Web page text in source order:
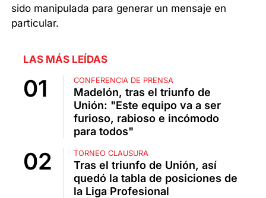
sido manipulada para generar un mensaje en
particular.
LAS MÁS LEÍDAS
CONFERENCIA DE PRENSA
Madelón, tras el triunfo de
Unión: "Este equipo va a ser
furioso, rabioso e incómodo
para todos"
TORNEO CLAUSURA
Tras el triunfo de Unión, así
quedó la tabla de posiciones de
la Liga Profesional